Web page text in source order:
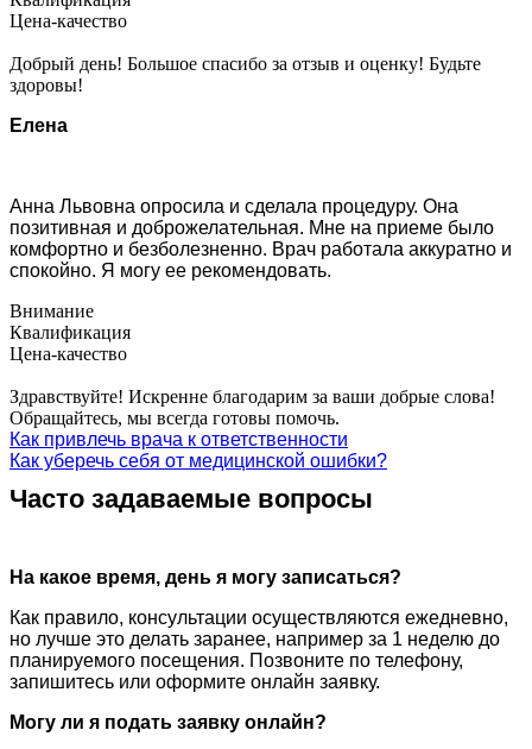
Цена-качество
Добрый день! Большое спасибо за отзыв и оценку! Будьте
здоровы!
Елена
Анна Львовна опросила и сделала процедуру. Она
позитивная и доброжелательная. Мне на приеме было
комфортно и безболезненно. Врач работала аккуратно и
спокойно. Я могу ее рекомендовать.
Внимание
Квалификация
Цена-качество
Здравствуйте! Искренне благодарим за ваши добрые слова!
Обращайтесь, мы всегда готовы помочь.
Как привлечь врача к ответственности
Как уберечь себя от медицинской ошибки?
Часто задаваемые вопросы
На какое время, день я могу записаться?
Как правило, консультации осуществляются ежедневно,
но лучше это делать заранее, например за 1 неделю до
планируемого посещения. Позвоните по телефону,
запишитесь или оформите онлайн заявку.
Могу ли я подать заявку онлайн?